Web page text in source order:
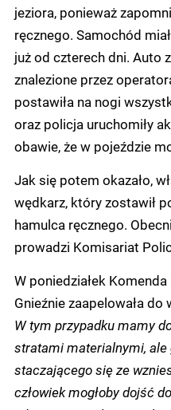
jeziora, ponieważ
ręcznego. Samochód
już od czterech dni. Auto
znalezione przez
postawiła na nogi
oraz policja uruchomiły
obawie, że w pojeździe
Jak się potem okazało,
wędkarz, który zostawił
hamulca ręcznego.
prowadzi Komisariat
W poniedziałek
Gnieźnie zaapelowała
W tym przypadku mamy
stratami materialnymi, ale
staczającego się ze
człowiek mogłoby dojść